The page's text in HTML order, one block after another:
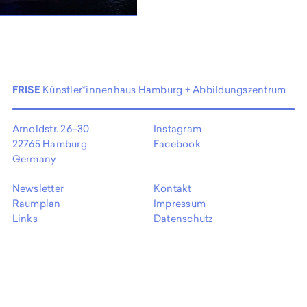
FRISE Künstler*innenhaus Hamburg + Abbildungszentrum
Arnoldstr. 26–30
22765 Hamburg
Germany
Instagram
Facebook
Newsletter
Raumplan
Links
Kontakt
Impressum
Datenschutz